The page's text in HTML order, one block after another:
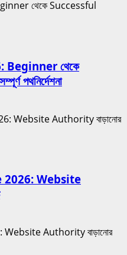
থেকে
পথনির্দেশনা
Website